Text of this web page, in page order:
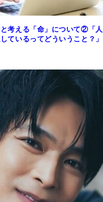
考える「命」について②「人
ているってどういうこと？」